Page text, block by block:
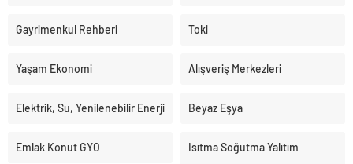
Gayrimenkul Rehberi Toki
Yaşam Ekonomi Alışveriş Merkezleri
Elektrik, Su, Yenilenebilir Enerji Beyaz Eşya
Emlak Konut GYO Isıtma Soğutma Yalıtım